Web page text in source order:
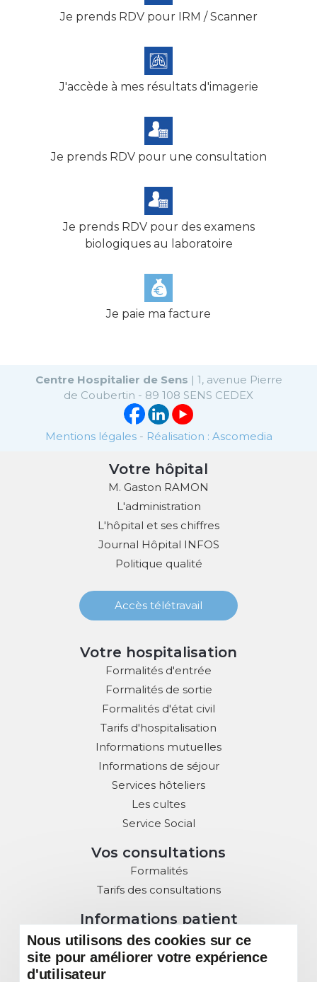
Je prends RDV pour IRM / Scanner
J'accède à mes résultats d'imagerie
Je prends RDV pour une consultation
Je prends RDV pour des examens
biologiques au laboratoire
Je paie ma facture
Centre Hospitalier de Sens | 1, avenue Pierre
de Coubertin - 89 108 SENS CEDEX
Mentions légales- Réalisation : Ascomedia
Votre hôpital
M. Gaston RAMON
L'administration
L'hôpital et ses chiffres
Journal Hôpital INFOS
Politique qualité
Accès télétravail
Votre hospitalisation
Formalités d'entrée
Formalités de sortie
Formalités d'état civil
Tarifs d'hospitalisation
Informations mutuelles
Informations de séjour
Services hôteliers
Les cultes
Service Social
Vos consultations
Formalités
Tarifs des consultations
Informations patient
Droits des Patients
Charte de la Laïcité
Commission des usagers
Nous utilisons des cookies sur ce
site pour améliorer votre expérience
d'utilisateur